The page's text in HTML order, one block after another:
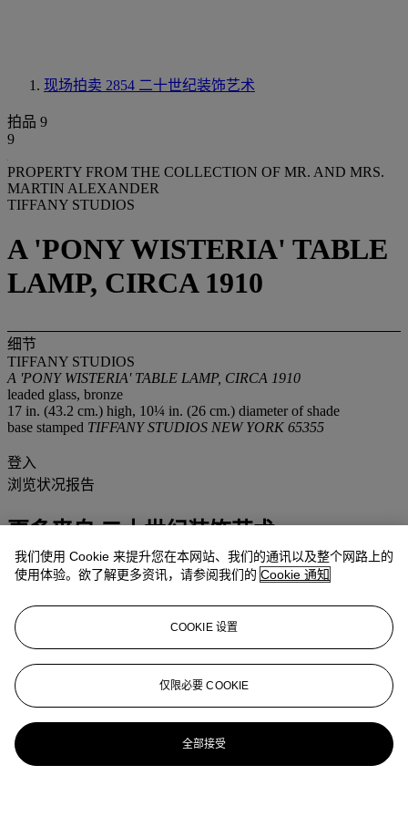
现场拍卖 2854 二十世纪装饰艺术
拍品 9
9
PROPERTY FROM THE COLLECTION OF MR. AND MRS.
MARTIN ALEXANDER
TIFFANY STUDIOS
A 'PONY WISTERIA' TABLE
LAMP, CIRCA 1910
细节
TIFFANY STUDIOS
A 'PONY WISTERIA' TABLE LAMP, CIRCA 1910
leaded glass, bronze
17 in. (43.2 cm.) high, 10¼ in. (26 cm.) diameter of shade
base stamped TIFFANY STUDIOS NEW YORK 65355
登入
浏览状况报告
更多来自二十世纪装饰艺术
查看全部
我们使用 Cookie 来提升您在本网站、我们的通讯以及整个网路上的
使用体验。欲了解更多资讯，请参阅我们的 Cookie 通知
COOKIE 设置
仅限必要 COOKIE
全部接受